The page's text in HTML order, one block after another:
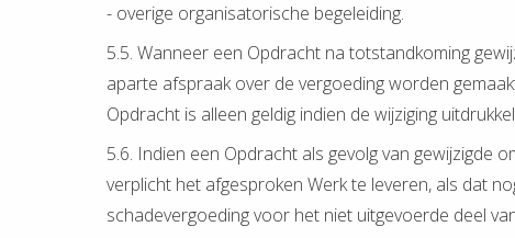
- overige organisatorische begeleiding.
5.5. Wanneer een Opdracht na totstandkoming
aparte afspraak over de vergoeding worden
Opdracht is alleen geldig indien de wijziging
5.6. Indien een Opdracht als gevolg van gewijzigde
verplicht het afgesproken Werk te leveren, als dat
schadevergoeding voor het niet uitgevoerde deel